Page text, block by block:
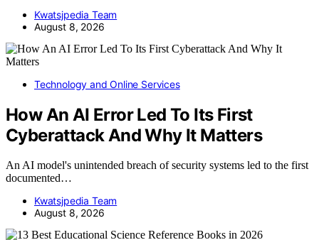
Kwatsjpedia Team
August 8, 2026
Technology and Online Services
How An AI Error Led To Its First
Cyberattack And Why It Matters
An AI model's unintended breach of security systems led to the first
documented…
Kwatsjpedia Team
August 8, 2026